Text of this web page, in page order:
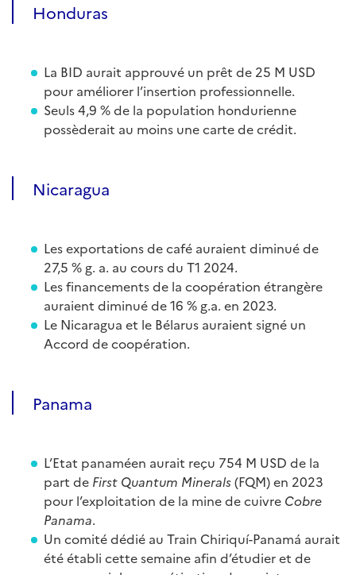
Honduras
La BID aurait approuvé un prêt de 25 M USD
pour améliorer l’insertion professionnelle.
Seuls 4,9 % de la population hondurienne
possèderait au moins une carte de crédit.
Nicaragua
Les exportations de café auraient diminué de
27,5 % g. a. au cours du T1 2024.
Les financements de la coopération étrangère
auraient diminué de 16 % g.a. en 2023.
Le Nicaragua et le Bélarus auraient signé un
Accord de coopération.
Panama
L’Etat panaméen aurait reçu 754 M USD de la
part de First Quantum Minerals(FQM) en 2023
pour l’exploitation de la mine de cuivre Cobre
Panama.
Un comité dédié au Train Chiriquí-Panamá aurait
été établi cette semaine afin d’étudier et de